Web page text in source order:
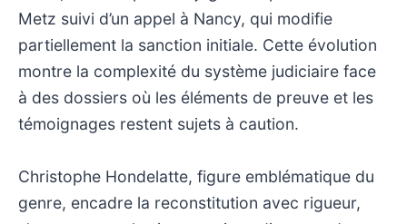
Metz suivi d’un appel à Nancy, qui modifie
partiellement la sanction initiale. Cette évolution
montre la complexité du système judiciaire face
à des dossiers où les éléments de preuve et les
témoignages restent sujets à caution.
Christophe Hondelatte, figure emblématique du
genre, encadre la reconstitution avec rigueur,